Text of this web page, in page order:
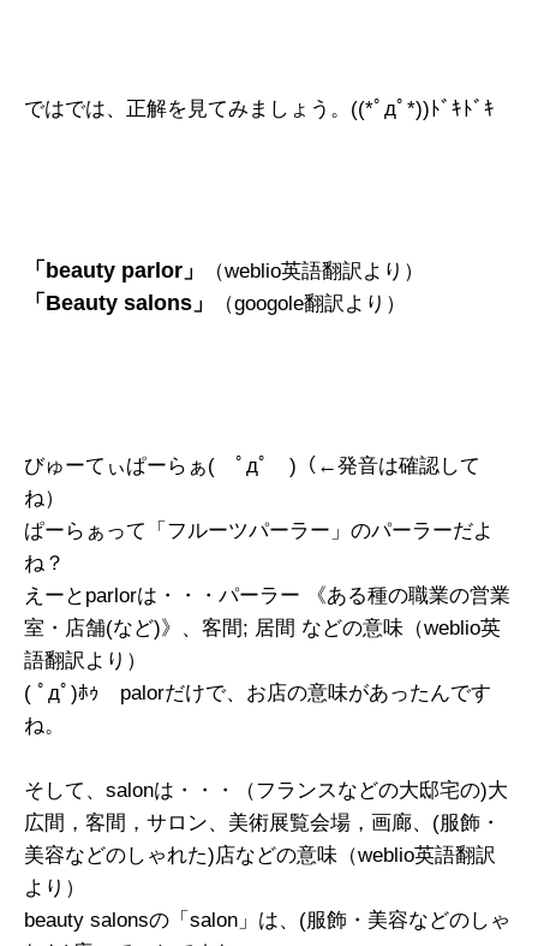
ではでは、正解を見てみましょう。((*ﾟдﾟ*))ﾄﾞｷﾄﾞｷ
「beauty parlor」 （weblio英語翻訳より）
「Beauty salons」 （googole翻訳より）
びゅーてぃぱーらぁ( ﾟдﾟ )（←発音は確認して
ね）
ぱーらぁって「フルーツパーラー」のパーラーだよ
ね？
えーとparlorは・・・パーラー 《ある種の職業の営業
室・店舗(など)》、客間; 居間 などの意味（weblio英
語翻訳より）
( ﾟдﾟ)ﾎｩ palorだけで、お店の意味があったんです
ね。
そして、salonは・・・（フランスなどの大邸宅の)大
広間，客間，サロン、美術展覧会場，画廊、(服飾・
美容などのしゃれた)店などの意味（weblio英語翻訳
より）
beauty salonsの「salon」は、(服飾・美容などのしゃ